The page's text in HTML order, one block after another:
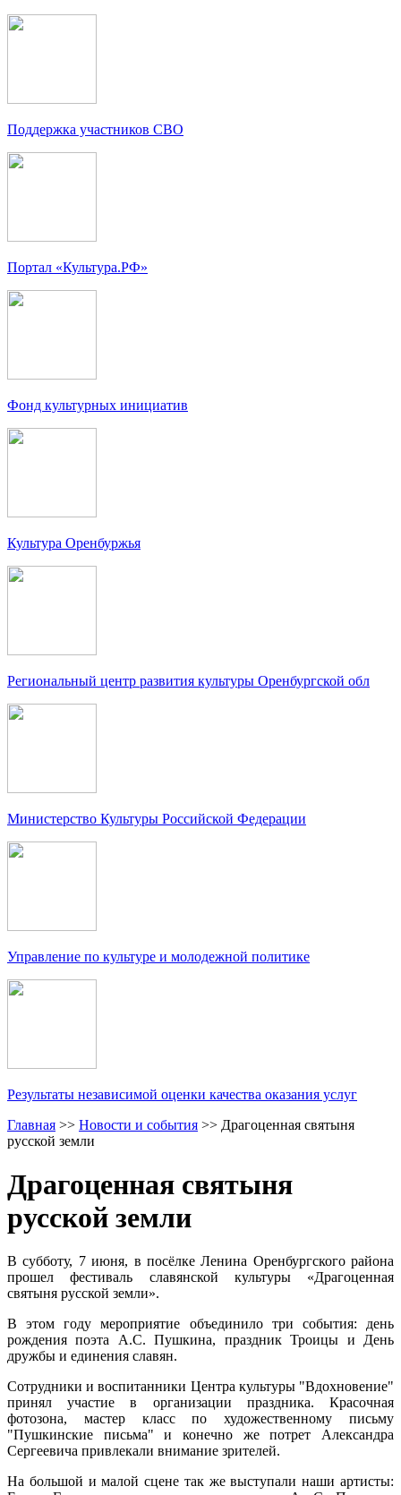
Поддержка участников СВО
Портал «Культура.РФ»
Фонд культурных инициатив
Культура Оренбуржья
Региональный центр развития культуры Оренбургской обл
Министерство Культуры Российской Федерации
Управление по культуре и молодежной политике
Результаты независимой оценки качества оказания услуг
Главная >> Новости и события >> Драгоценная святыня
русской земли
Драгоценная святыня
русской земли
В субботу, 7 июня, в посёлке Ленина Оренбургского района
прошел фестиваль славянской культуры «Драгоценная
святыня русской земли».
В этом году мероприятие объединило три события: день
рождения поэта А.С. Пушкина, праздник Троицы и День
дружбы и единения славян.
Сотрудники и воспитанники Центра культуры "Вдохновение"
принял участие в организации праздника. Красочная
фотозона, мастер класс по художественному письму
"Пушкинские письма" и конечно же потрет Александра
Сергеевича привлекали внимание зрителей.
На большой и малой сцене так же выступали наши артисты: